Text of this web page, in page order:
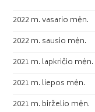
2022 m. vasario mėn.
2022 m. sausio mėn.
2021 m. lapkričio mėn.
2021 m. liepos mėn.
2021 m. birželio mėn.